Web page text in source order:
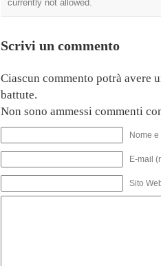
currently not allowed.
Scrivi un commento
Ciascun commento potrà avere
battute.
Non sono ammessi commenti
Nome
E-mail
Sito